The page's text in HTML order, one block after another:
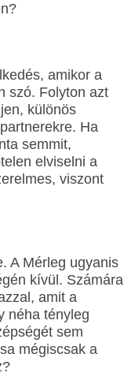
amikor a
szó. Folyton azt
különös
Ha
semmit,
elviselni a
viszont
A Mérleg ugyanis
kívül. Számára
amit a
néha tényleg
sem
mégiscsak a